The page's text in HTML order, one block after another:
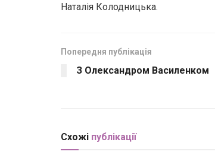
Наталія Колодницька.
Попередня публікація
З Олександром Василенком
Схожі публікації